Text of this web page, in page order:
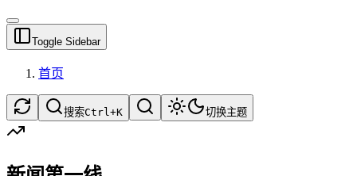
Toggle Sidebar
首页
搜索Ctrl+K 切换主题